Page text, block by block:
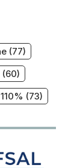
(77)
(60)
(73)